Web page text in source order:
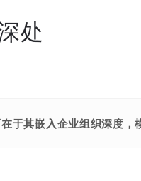
处
于其嵌入企业组织深度，